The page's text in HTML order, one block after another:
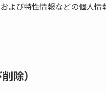
よび特性情報などの個人
除）